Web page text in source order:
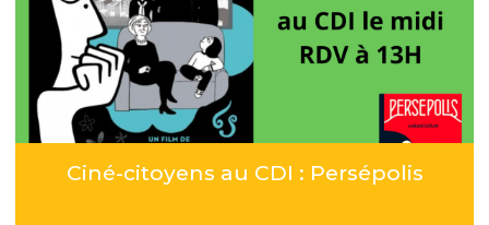
Ciné-citoyens au CDI : Persépolis